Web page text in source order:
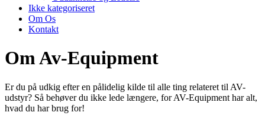
Ikke kategoriseret
Om Os
Kontakt
Om Av-Equipment
Er du på udkig efter en pålidelig kilde til alle ting relateret til AV-
udstyr? Så behøver du ikke lede længere, for AV-Equipment har alt,
hvad du har brug for!